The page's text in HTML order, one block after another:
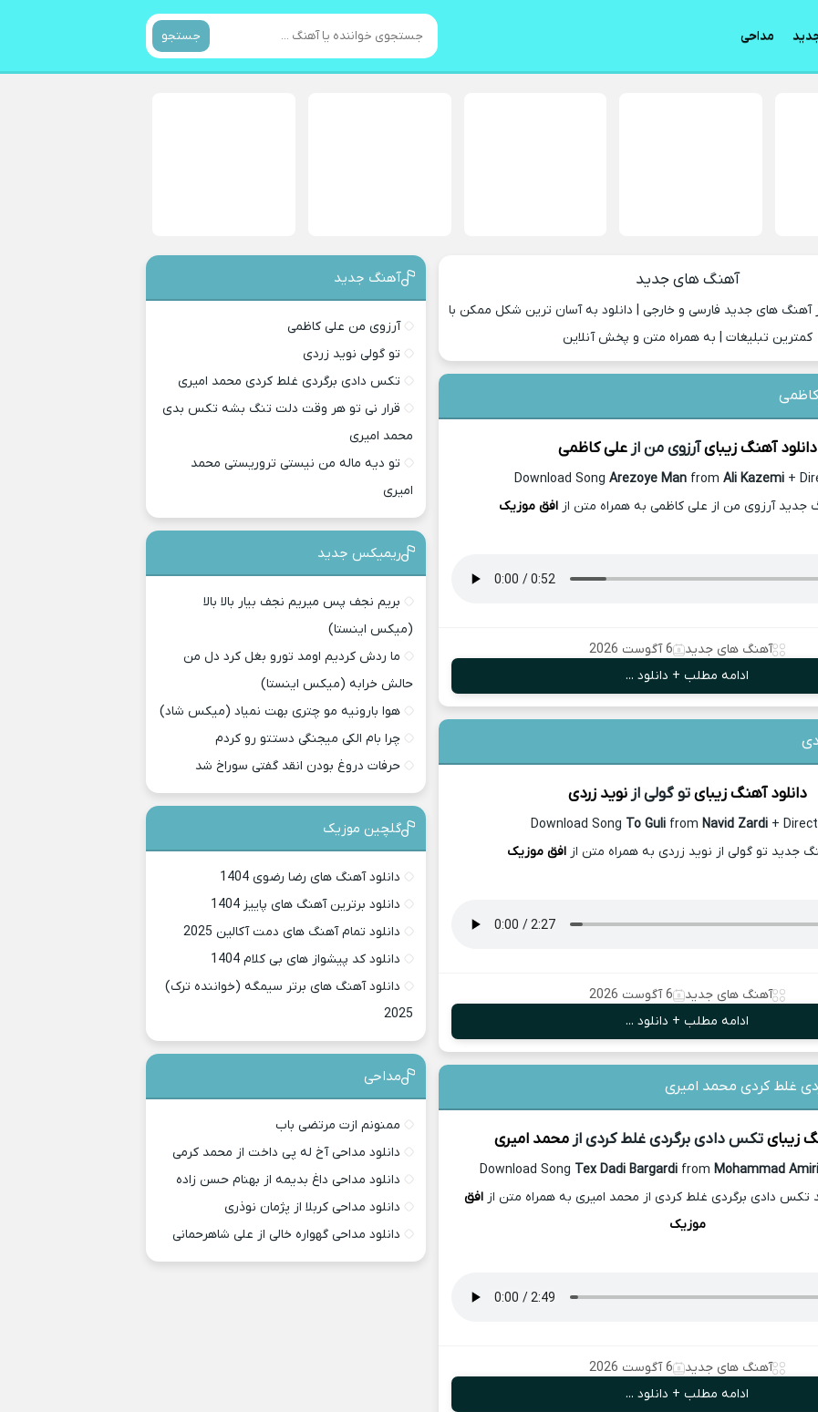
مداحی جستجو
آهنگ های جدید
آهنگ های جدید فارسی و خارجی | دانلود به آسان ترین شکل ممکن با
کمترین تبلیغات | به همراه متن و پخش آنلاین
دانلود آهنگ زیبایآرزوی من ازعلی کاظمی
Download Song Arezoye Manfrom Ali Kazemi+
جدید آرزوی من از علی کاظمی به همراه متن از افق موزیک
آهنگ های جدید
6 آگوست 2026
ادامه مطلب + دانلود ...
دانلود آهنگ زیبایتو گولی ازنوید زردی
Download Song To Gulifrom Navid Zardi+
جدید تو گولی از نوید زردی به همراه متن ازافق موزیک
آهنگ های جدید
6 آگوست 2026
ادامه مطلب + دانلود ...
غلط کردی محمد امیری
زیبای تکس دادی برگردی غلط کردی ازمحمد امیری
Download Song Tex Dadi Bargardifrom Mohammad Amiri
تکس دادی برگردی غلط کردی از محمد امیری به همراه متن از افق
موزیک
آهنگ های جدید
6 آگوست 2026
ادامه مطلب + دانلود ...
آهنگ جدید
آرزوی من علی کاظمی
تو گولی نوید زردی
تکس دادی برگردی غلط کردی محمد امیری
قرار نی تو هر وقت دلت تنگ بشه تکس بدی
محمد امیری
تو دیه ماله من نیستی تروریستی محمد
امیری
ریمیکس جدید
بریم نجف پس میریم نجف بیار بالا بالا
(میکس اینستا)
ما ردش کردیم اومد تورو بغل کرد دل من
حالش خرابه (میکس اینستا)
هوا بارونیه مو چتری بهت نمیاد (میکس شاد)
چرا بام الکی میجنگی دستتو رو کردم
حرفات دروغ بودن انقد گفتی سوراخ شد
گلچین موزیک
دانلود آهنگ های رضا رضوی 1404
دانلود برترین آهنگ های پاییز 1404
دانلود تمام آهنگ های دمت آکالین 2025
دانلود کد پیشواز های بی کلام 1404
دانلود آهنگ های برتر سیمگه (خواننده ترک)
2025
مداحی
ممنونم ازت مرتضی باب
دانلود مداحی آخ له پی داخت از محمد کرمی
دانلود مداحی داغ بدیمه از بهنام حسن زاده
دانلود مداحی کربلا از پژمان نوذری
دانلود مداحی گهواره خالی از علی شاهرحمانی